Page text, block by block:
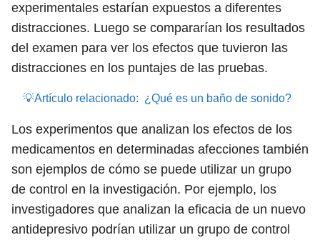
experimentales estarían expuestos a diferentes
distracciones. Luego se compararían los resultados
del examen para ver los efectos que tuvieron las
distracciones en los puntajes de las pruebas.
💡Artículo relacionado: ¿Qué es un baño de sonido?
Los experimentos que analizan los efectos de los
medicamentos en determinadas afecciones también
son ejemplos de cómo se puede utilizar un grupo
de control en la investigación. Por ejemplo, los
investigadores que analizan la eficacia de un nuevo
antidepresivo podrían utilizar un grupo de control